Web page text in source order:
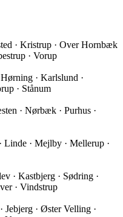
· Kristrup · Over Hornbæk
· Vorup
· Karlslund ·
· Stånum
· Nørbæk · Purhus ·
· Mejlby · Mellerup ·
· Kastbjerg · Sødring ·
· Vindstrup
Jebjerg · Øster Velling ·